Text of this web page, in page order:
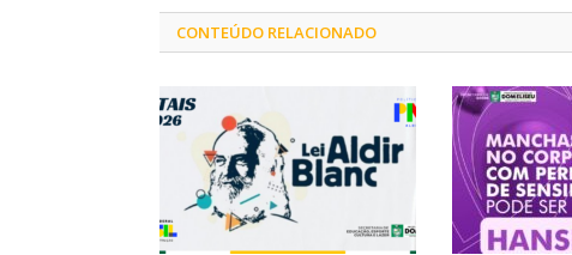
CONTEÚDO RELACIONADO